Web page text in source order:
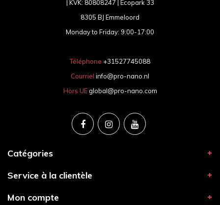
| KVK: 80808247 | Ecopark 33
8305 BJ Emmeloord
Monday to Friday: 9:00-17:00
Téléphone +31527745088
Courriel info@pro-nano.nl
Hors UE global@pro-nano.com
Catégories
Service à la clientèle
Mon compte